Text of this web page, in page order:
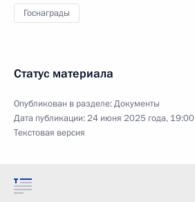
Госнаграды
Статус материала
Опубликован в разделе:Документы
Дата публикации:24 июня 2025 года, 19:00
Текстовая версия